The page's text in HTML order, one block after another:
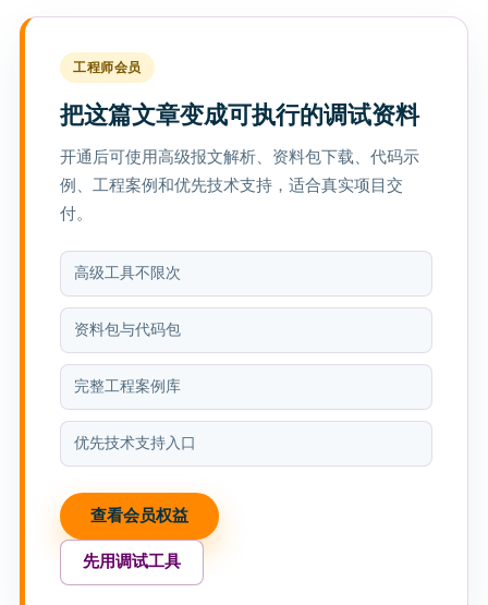
工程师会员
把这篇文章变成可执行的调试资料
开通后可使用高级报文解析、资料包下载、代码示
例、工程案例和优先技术支持，适合真实项目交
付。
高级工具不限次
资料包与代码包
完整工程案例库
优先技术支持入口
查看会员权益
先用调试工具